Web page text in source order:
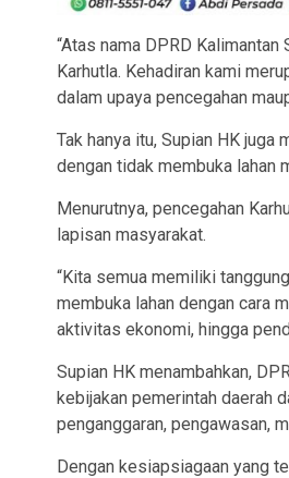
“Atas nama DPRD
Karhutla. Kehadiran kami
dalam upaya pencegahan
Tak hanya itu, Supian HK
dengan tidak membuka lahan
Menurutnya, pencegahan
lapisan masyarakat.
“Kita semua memiliki
membuka lahan dengan cara
aktivitas ekonomi, hingga
Supian HK menambahkan,
kebijakan pemerintah daerah
penganggaran, pengawasan,
Dengan kesiapsiagaan yang